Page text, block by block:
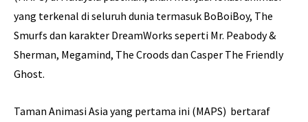
yang terkenal di seluruh dunia termasuk BoBoiBoy, The
Smurfs dan karakter DreamWorks seperti Mr. Peabody &
Sherman, Megamind, The Croods dan Casper The Friendly
Ghost.
Taman Animasi Asia yang pertama ini (MAPS) bertaraf